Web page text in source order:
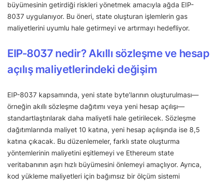
büyümesinin getirdiği riskleri yönetmek amacıyla ağda EIP-
8037 uygulanıyor. Bu öneri, state oluşturan işlemlerin gas
maliyetlerini uyumlu hale getirmeyi ve artırmayı hedefliyor.
EIP-8037 nedir? Akıllı sözleşme ve hesap
açılış maliyetlerindeki değişim
EIP-8037 kapsamında, yeni state byte’larının oluşturulması—
örneğin akıllı sözleşme dağıtımı veya yeni hesap açılışı—
standartlaştırılarak daha maliyetli hale getirilecek. Sözleşme
dağıtımlarında maliyet 10 katına, yeni hesap açılışında ise 8,5
katına çıkacak. Bu düzenlemeler, farklı state oluşturma
yöntemlerinin maliyetini eşitlemeyi ve Ethereum state
veritabanının aşırı hızlı büyümesini önlemeyi amaçlıyor. Ayrıca,
kod yükleme maliyetleri için bağımsız bir ölçüm sistemi